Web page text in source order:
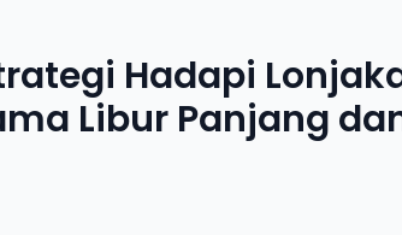
Hadapi
Libur Panjang